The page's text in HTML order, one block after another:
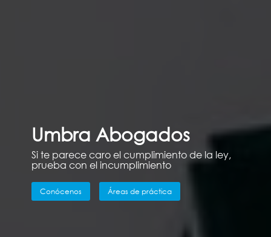
Umbra Abogados
Si te parece caro el cumplimiento de la ley,
prueba con el incumplimiento
Conócenos Áreas de práctica